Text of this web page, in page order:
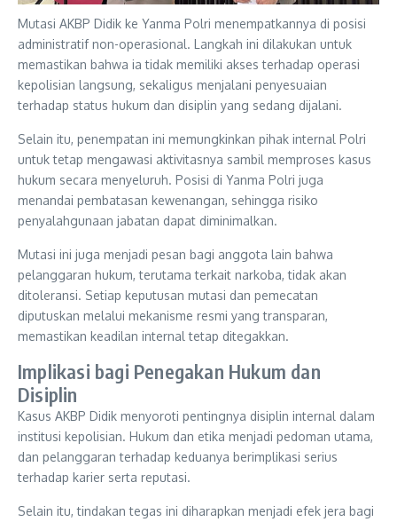
Mutasi AKBP Didik ke Yanma Polri menempatkannya di posisi
administratif non-operasional. Langkah ini dilakukan untuk
memastikan bahwa ia tidak memiliki akses terhadap operasi
kepolisian langsung, sekaligus menjalani penyesuaian
terhadap status hukum dan disiplin yang sedang dijalani.
Selain itu, penempatan ini memungkinkan pihak internal Polri
untuk tetap mengawasi aktivitasnya sambil memproses kasus
hukum secara menyeluruh. Posisi di Yanma Polri juga
menandai pembatasan kewenangan, sehingga risiko
penyalahgunaan jabatan dapat diminimalkan.
Mutasi ini juga menjadi pesan bagi anggota lain bahwa
pelanggaran hukum, terutama terkait narkoba, tidak akan
ditoleransi. Setiap keputusan mutasi dan pemecatan
diputuskan melalui mekanisme resmi yang transparan,
memastikan keadilan internal tetap ditegakkan.
Implikasi bagi Penegakan Hukum dan
Disiplin
Kasus AKBP Didik menyoroti pentingnya disiplin internal dalam
institusi kepolisian. Hukum dan etika menjadi pedoman utama,
dan pelanggaran terhadap keduanya berimplikasi serius
terhadap karier serta reputasi.
Selain itu, tindakan tegas ini diharapkan menjadi efek jera bagi